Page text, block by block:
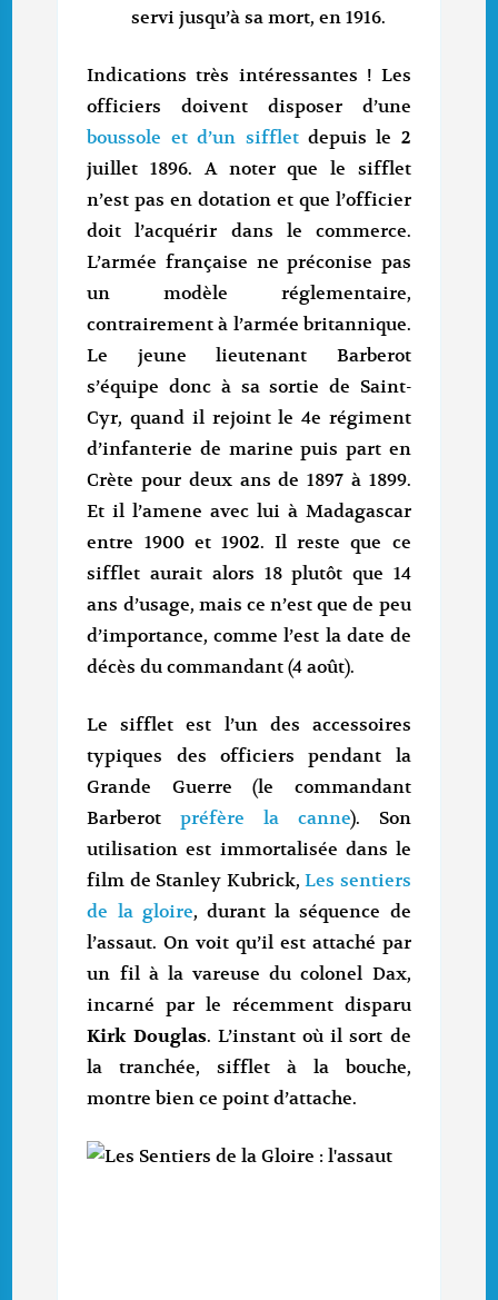
servi jusqu’à sa mort, en 1916.
Indications très intéressantes ! Les
officiers doivent disposer d’une
boussole et d’un siffletdepuis le 2
juillet 1896. A noter que le sifflet
n’est pas en dotation et que l’officier
doit l’acquérir dans le commerce.
L’armée française ne préconise pas
un modèle réglementaire,
contrairement à l’armée britannique.
Le jeune lieutenant Barberot
s’équipe donc à sa sortie de Saint-
Cyr, quand il rejoint le 4e régiment
d’infanterie de marine puis part en
Crète pour deux ans de 1897 à 1899.
Et il l’amene avec lui à Madagascar
entre 1900 et 1902. Il reste que ce
sifflet aurait alors 18 plutôt que 14
ans d’usage, mais ce n’est que de peu
d’importance, comme l’est la date de
décès du commandant (4 août).
Le sifflet est l’un des accessoires
typiques des officiers pendant la
Grande Guerre (le commandant
Barberotpréfère la canne). Son
utilisation est immortalisée dans le
film de Stanley Kubrick,Les sentiers
de la gloire, durant la séquence de
l’assaut. On voit qu’il est attaché par
un fil à la vareuse du colonel Dax,
incarné par le récemment disparu
Kirk Douglas. L’instant où il sort de
la tranchée, sifflet à la bouche,
montre bien ce point d’attache.